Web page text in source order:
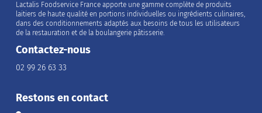
Lactalis Foodservice France apporte une gamme complète de produits
laitiers de haute qualité en portions individuelles ou ingrédients culinaires,
dans des conditionnements adaptés aux besoins de tous les utilisateurs
de la restauration et de la boulangerie pâtisserie.
Contactez-nous
02 99 26 63 33
Restons en contact